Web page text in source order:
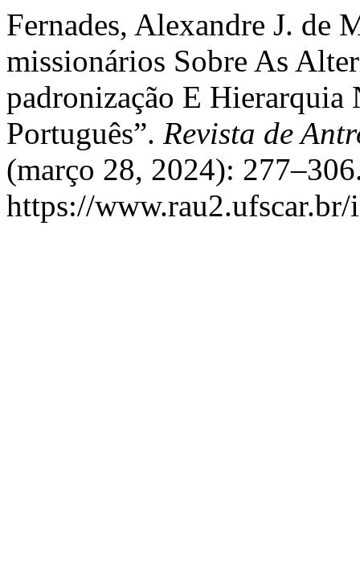
Fernades, Alexandre J. de
missionários Sobre As
padronização E Hierarquia
Português”. Revista de
(março 28, 2024):
https://